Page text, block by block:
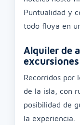
Puntualidad y
todo fluya en
Alquiler de
Recorridos por
de la isla, con
posibilidad de
la experiencia.